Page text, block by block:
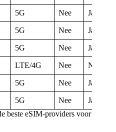
5G Nee Ja
5G Nee Ja
5G Nee Ja
LTE/4G Nee Nee
5G Nee Ja
5G Nee
Ja
beste eSIM-providers voor